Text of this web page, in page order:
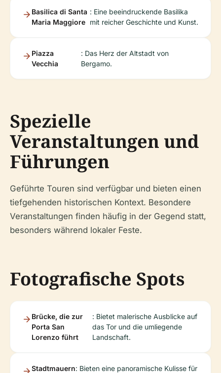
Basilica di Santa
Maria Maggiore
: Eine beeindruckende Basilika
mit reicher Geschichte und Kunst.
Piazza
Vecchia
: Das Herz der Altstadt von
Bergamo.
Spezielle
Veranstaltungen und
Führungen
Geführte Touren sind verfügbar und bieten einen
tiefgehenden historischen Kontext. Besondere
Veranstaltungen finden häufig in der Gegend statt,
besonders während lokaler Feste.
Fotografische Spots
Brücke, die zur
Porta San
Lorenzo führt
: Bietet malerische Ausblicke auf
das Tor und die umliegende
Landschaft.
Stadtmauern: Bieten eine panoramische Kulisse für